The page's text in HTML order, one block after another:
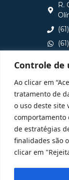
Controle de
Ao clicar em
tratamento de
o uso deste site
comportamento
de estratégias
finalidades são
clicar em
R.